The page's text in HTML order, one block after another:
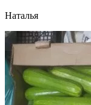
Наталья